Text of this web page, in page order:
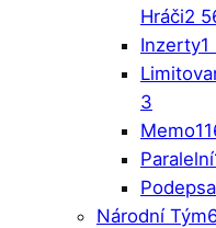
Hráči2
Inzerty1
3
Memo
Paralelní
Národní Tým